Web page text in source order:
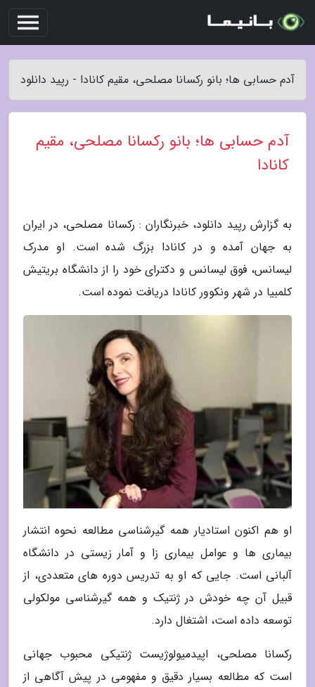
آدم حسابی ها؛ بانو رکسانا مصلحى، مقیم کانادا - رپید دانلود
آدم حسابی ها؛ بانو رکسانا مصلحى، مقیم
کانادا
به گزارش رپید دانلود، خبرنگاران : رکسانا مصلحی، در ایران
به جهان آمده و در کانادا بزرگ شده است. او مدرک
لیسانس، فوق لیسانس و دکترای خود را از دانشگاه بریتیش
کلمبیا در شهر ونکوور کانادا دریافت نموده است.
او هم اکنون استادیار همه گیرشناسی مطالعه نحوه انتشار
بیماری ها و عوامل بیماری زا و آمار زیستی در دانشگاه
آلبانی است. جایی که او به تدریس دوره های متعددی، از
قبیل آن چه خودش در ژنتیک و همه گیرشناسی مولکولی
توسعه داده است، اشتغال دارد.
رکسانا مصلحی، اپیدمیولوژیست ژنتیکی محبوب جهانی
است که مطالعه بسیار دقیق و مفهومی در پیش آگاهی از